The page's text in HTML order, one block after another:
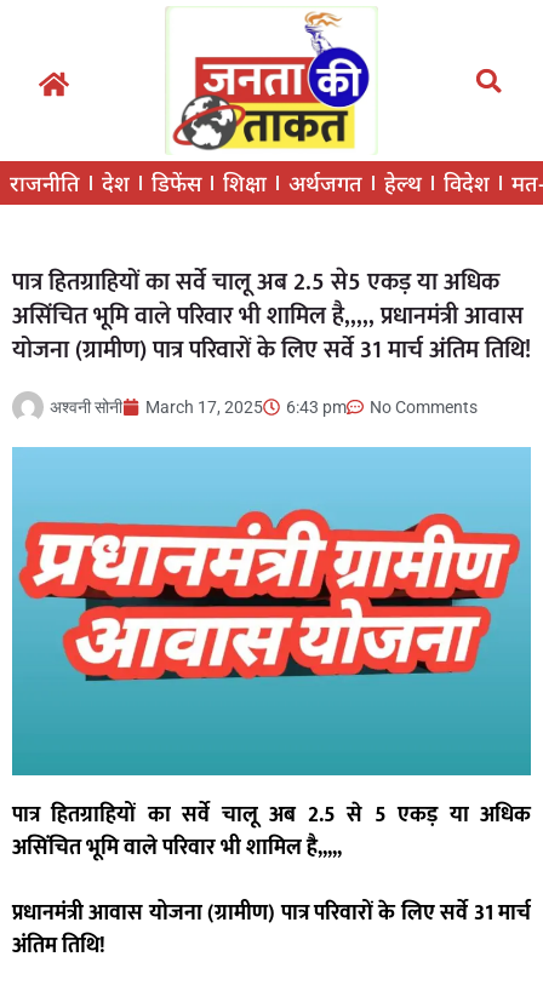
राजनीति देश डिफेंस शिक्षा अर्थजगत हेल्थ विदेश
पात्र हितग्राहियों का सर्वे चालू अब 2.5 से5 एकड़ या अधिक
असिंचित भूमि वाले परिवार भी शामिल है,,,,, प्रधानमंत्री आवास
योजना (ग्रामीण) पात्र परिवारों के लिए सर्वे 31 मार्च अंतिम तिथि!
अश्वनी सोनी March 17, 2025 6:43 pm No Comments
पात्र हितग्राहियों का सर्वे चालू अब 2.5 से 5 एकड़ या अधिक
असिंचित भूमि वाले परिवार भी शामिल है,,,,,
प्रधानमंत्री आवास योजना (ग्रामीण) पात्र परिवारों के लिए सर्वे 31 मार्च
अंतिम तिथि!